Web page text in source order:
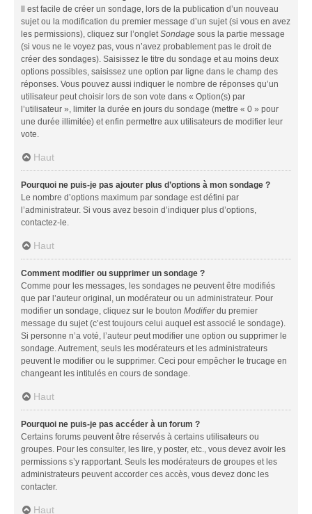
Il est facile de créer un sondage, lors de la publication d’un nouveau
sujet ou la modification du premier message d’un sujet (si vous en avez
les permissions), cliquez sur l’onglet Sondage sous la partie message
(si vous ne le voyez pas, vous n’avez probablement pas le droit de
créer des sondages). Saisissez le titre du sondage et au moins deux
options possibles, saisissez une option par ligne dans le champ des
réponses. Vous pouvez aussi indiquer le nombre de réponses qu’un
utilisateur peut choisir lors de son vote dans « Option(s) par
l’utilisateur », limiter la durée en jours du sondage (mettre « 0 » pour
une durée illimitée) et enfin permettre aux utilisateurs de modifier leur
vote.
Haut
Pourquoi ne puis-je pas ajouter plus d’options à mon sondage ?
Le nombre d’options maximum par sondage est défini par
l’administrateur. Si vous avez besoin d’indiquer plus d’options,
contactez-le.
Haut
Comment modifier ou supprimer un sondage ?
Comme pour les messages, les sondages ne peuvent être modifiés
que par l’auteur original, un modérateur ou un administrateur. Pour
modifier un sondage, cliquez sur le bouton Modifierdu premier
message du sujet (c’est toujours celui auquel est associé le sondage).
Si personne n’a voté, l’auteur peut modifier une option ou supprimer le
sondage. Autrement, seuls les modérateurs et les administrateurs
peuvent le modifier ou le supprimer. Ceci pour empêcher le trucage en
changeant les intitulés en cours de sondage.
Haut
Pourquoi ne puis-je pas accéder à un forum ?
Certains forums peuvent être réservés à certains utilisateurs ou
groupes. Pour les consulter, les lire, y poster, etc., vous devez avoir les
permissions s’y rapportant. Seuls les modérateurs de groupes et les
administrateurs peuvent accorder ces accès, vous devez donc les
contacter.
Haut